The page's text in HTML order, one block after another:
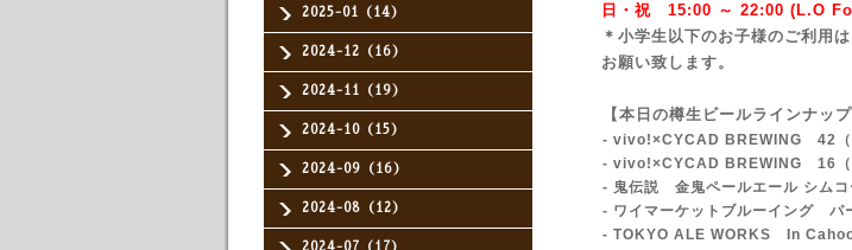
2025-01（14）
2024-12（16）
2024-11（19）
2024-10（15）
2024-09（16）
2024-08（12）
2024-07（17）
日・祝 15:00 ～ 22:00 ( L.O
＊小学生以下のお子様のご利用は
お願い致します。
【本日の樽生ビールラインナップ
- vivo!×CYCAD BREWING 42（
- vivo!×CYCAD BREWING 16（
- 鬼伝説 金鬼ペールエール シム
- ワイマーケットブルーイング パ
- TOKYO ALE WORKS In